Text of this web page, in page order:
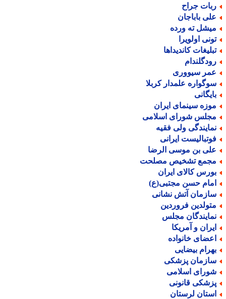
جراح
باباجان
ته ورده
اولویرا
کاندیداها
سیووری
علمدار کربلا
سینمای ایران
شورای اسلامی
ولی فقیه
ایرانی
بن موسی الرضا
تشخیص مصلحت
کالای ایران
حسن مجتبی(ع)
آتش نشانی
فروردین
مجلس
و آمریکا
خانواده
بیضایی
پزشکی
اسلامی
قانونی
لرستان